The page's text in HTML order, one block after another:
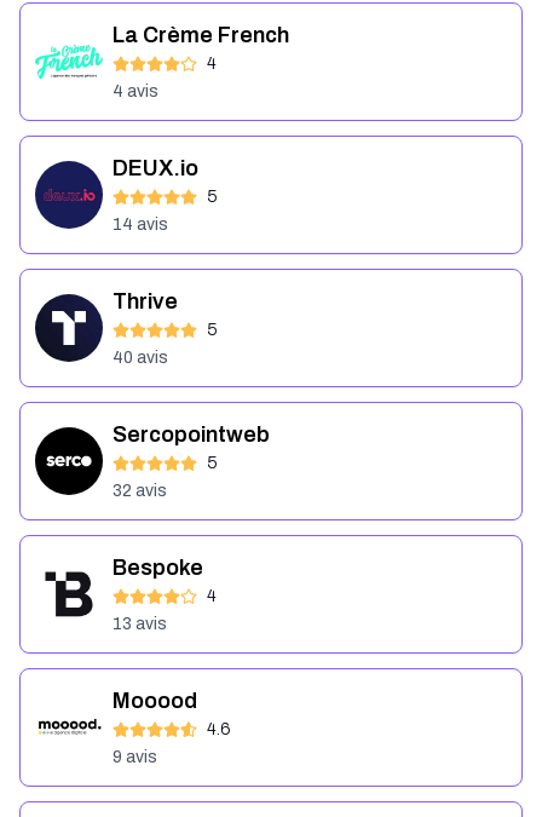
La Crème French
4
4 avis
DEUX.io
5
14 avis
Thrive
5
40 avis
Sercopointweb
5
32 avis
Bespoke
4
13 avis
Mooood
4.6
9 avis